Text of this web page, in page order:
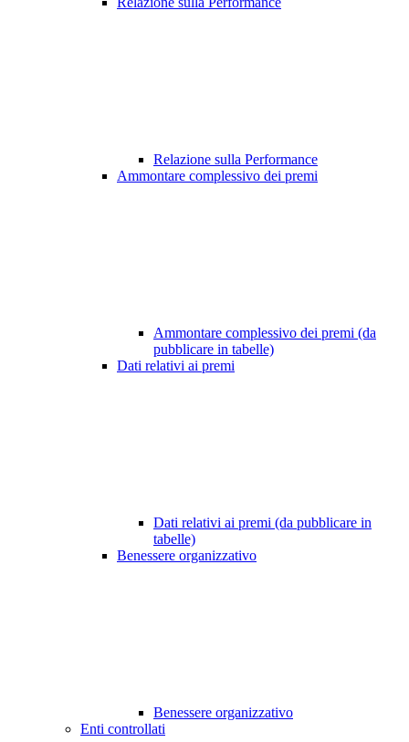
Relazione sulla Performance
Ammontare complessivo dei premi
Ammontare complessivo dei premi (da
pubblicare in tabelle)
Dati relativi ai premi
Dati relativi ai premi (da pubblicare in
tabelle)
Benessere organizzativo
Benessere organizzativo
Enti controllati